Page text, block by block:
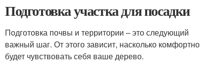
Подготовка участка для посадки
Подготовка почвы и территории – это следующий
важный шаг. От этого зависит, насколько комфортно
будет чувствовать себя ваше дерево.